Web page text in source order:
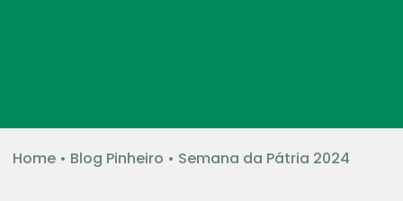
Home• Blog Pinheiro • Semana da Pátria 2024